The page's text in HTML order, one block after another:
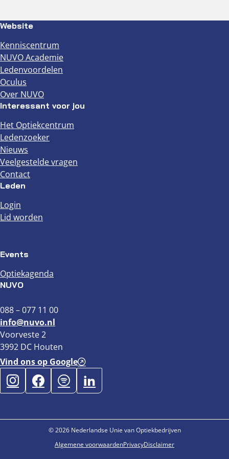
Website
Kenniscentrum
NUVO Academie
Ledenvoordelen
Oculus
Over NUVO
Interessant voor jou
Het Optiekcentrum
Ledenzoeker
Nieuws
Veelgestelde vragen
Contact
Leden
Login
Lid worden
Events
Optiekagenda
NUVO
088 – 077 11 00
info@nuvo.nl
Voorveste 2
3992 DC Houten
Vind ons op Google
© 2026 Nederlandse Unie van Optiekbedrijven
Algemene voorwaardenPrivacyDisclaimer